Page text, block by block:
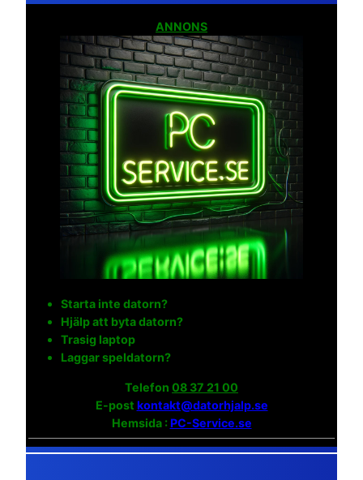
ANNONS
Starta inte datorn?
Hjälp att byta datorn?
Trasig laptop
Laggar speldatorn?
Telefon 08 37 21 00
E-post kontakt@datorhjalp.se
Hemsida :PC-Service.se